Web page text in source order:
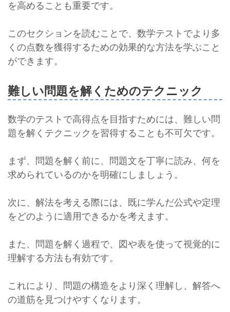
を高めることも重要です。
このセクションを読むことで、数学テストでより多
くの点数を獲得するための効果的な方法を学ぶこと
ができます。
難しい問題を解くためのテクニック
数学のテストで高得点を目指すためには、難しい問
題を解くテクニックを習得することも不可欠です。
まず、問題を解く前に、問題文を丁寧に読み、何を
求められているのかを明確にしましょう。
次に、解法を考える際には、既に学んだ公式や定理
をどのように適用できるかを考えます。
また、問題を解く過程で、図や表を使って視覚的に
理解する方法も有効です。
これにより、問題の構造をより深く理解し、解答へ
の道筋を見つけやすくなります。